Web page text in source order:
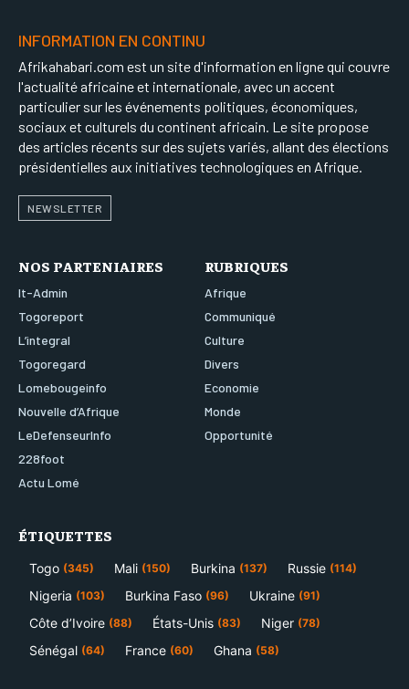
INFORMATION EN CONTINU
Afrikahabari.com est un site d'information en ligne qui couvre
l'actualité africaine et internationale, avec un accent
particulier sur les événements politiques, économiques,
sociaux et culturels du continent africain. Le site propose
des articles récents sur des sujets variés, allant des élections
présidentielles aux initiatives technologiques en Afrique.
NEWSLETTER
NOS PARTENIAIRES
It-Admin
Togoreport
L’integral
Togoregard
Lomebougeinfo
Nouvelle d’Afrique
LeDefenseurInfo
228foot
Actu Lomé
RUBRIQUES
Afrique
Communiqué
Culture
Divers
Economie
Monde
Opportunité
ÉTIQUETTES
Togo (345) Mali (150) Burkina (137) Russie (114)
Nigeria (103) Burkina Faso (96) Ukraine (91)
Côte d’Ivoire (88) États-Unis (83) Niger (78)
Sénégal (64) France (60) Ghana (58)